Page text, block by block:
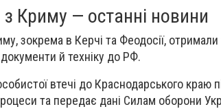
з Криму — останні новини
зокрема в Керчі та Феодосії,
й техніку до РФ.
втечі до Краснодарського краю
та передає дані Силам оборони